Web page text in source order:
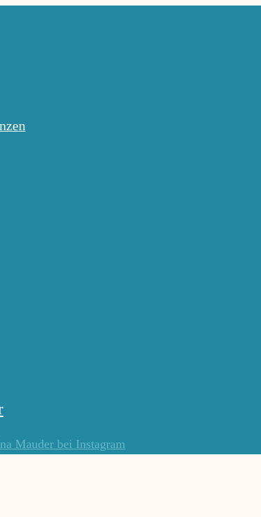
Mauder bei Instagram